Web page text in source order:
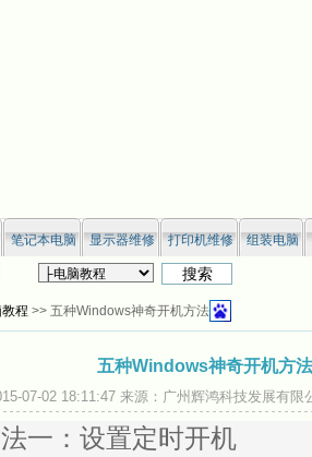
笔记本电脑 显示器维修 打印机维修 组装电脑
程 >> 五种Windows神奇开机方法
五种Windows神奇开机方法
07-02 18:11:47 来源：广州辉鸿科技发展有限
一：设置定时开机